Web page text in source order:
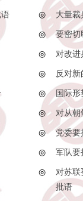
◎ 大量裁
◎ 要密切
◎ 对改进
◎ 反对
◎ 国际
◎ 对从朝
◎ 党委要
◎ 军队要
◎
对苏
批语